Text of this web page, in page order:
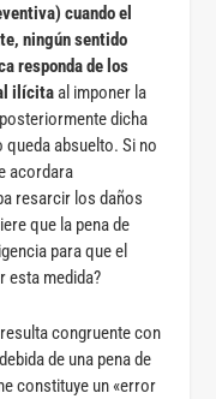
cuando el
ningún sentido
responda de los
ilícitaal imponer la
dicha
absuelto. Si no
acordara
resarcir los daños
que la pena de
para que el
esta medida?
congruente con
de una pena de
constituye un «error